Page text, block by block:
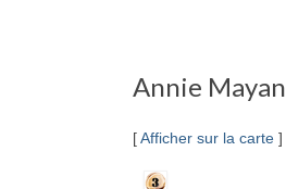
Annie Mayan
[Afficher sur la carte ]